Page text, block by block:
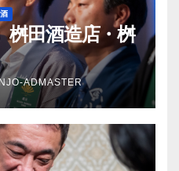
桝田酒造店・桝
ADMASTER